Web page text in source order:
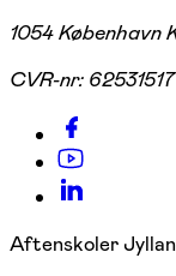
1054 København
CVR-nr: 62531517
Aftenskoler